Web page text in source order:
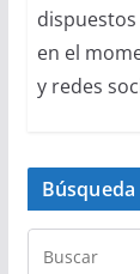
en el
y redes
Búsqueda